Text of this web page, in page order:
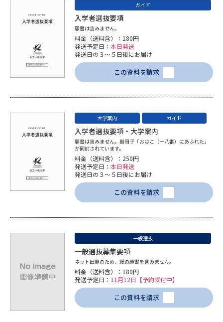
併願校選び 受験スケジュールを立てよう
先輩が入学を決めた理由 テレメール全国一斉進学調査
新生活お役立ちガイド
大学で学びたい学問発見
学問のミニ講義「夢ナビ講義」 学問分野解説
夢ナビライブ
大学進学IDについて
資料の料金の
受付内容・発送状況の確認
個人情報取扱規定
ガイド
入学者選抜要項
願書は含みません。
料金（送料含）：180円
発送予定日： 本日発送
発送日の３～５日後にお届け
この資料を請求
大学案内 ガイド
入学者選抜要項・大学案内
願書は含みません。副冊子「おはこ（十八番）にあふれた」
が同封されています。
料金（送料含）：250円
発送予定日： 本日発送
発送日の３～５日後にお届け
この資料を請求
一般選抜
一般選抜募集要項
ネット出願のため、紙の願書を含みません。
料金（送料含）：180円
発送予定日： 11月12日【予約受付中】
この資料を請求